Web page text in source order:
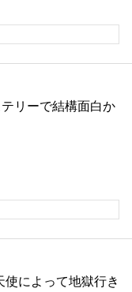
リーで結構面白か
使によって地獄行き